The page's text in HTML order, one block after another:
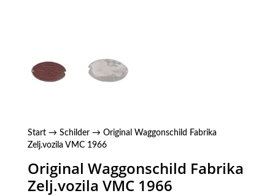
Start→ Schilder→ Original Waggonschild Fabrika
Zelj.vozila VMC 1966
Original Waggonschild Fabrika
Zelj.vozila VMC 1966